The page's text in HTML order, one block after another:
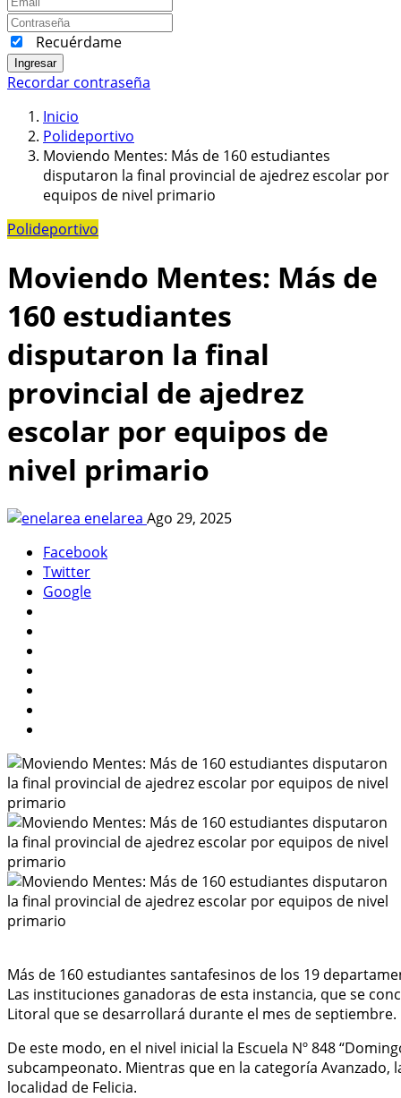
Recuérdame
Ingresar
Recordar contraseña
Inicio
Polideportivo
Moviendo Mentes: Más de 160 estudiantes
disputaron la final provincial de ajedrez escolar por
equipos de nivel primario
Polideportivo
Moviendo Mentes: Más de
160 estudiantes
disputaron la final
provincial de ajedrez
escolar por equipos de
nivel primario
enelarea Ago 29, 2025
Facebook
Twitter
Google
Más de 160 estudiantes santafesinos de los 19
Las instituciones ganadoras de esta instancia, que se
Litoral que se desarrollará durante el mes de septiembre.
De este modo, en el nivel inicial la Escuela Nº 848
subcampeonato. Mientras que en la categoría Avanzado,
localidad de Felicia.